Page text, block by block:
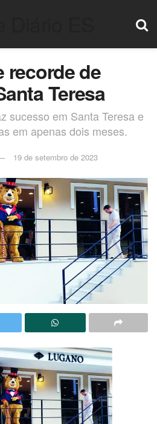
recorde de
Teresa
sucesso em Santa Teresa e
em apenas dois meses.
19 de setembro de 2023